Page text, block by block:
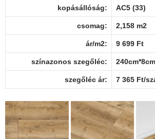
kopásállóság: AC5 (33)
csomag: 2,158 m2
ár/m2: 9 699 Ft
színazonos szegőléc:
szegőléc ár: 7 365 Ft/